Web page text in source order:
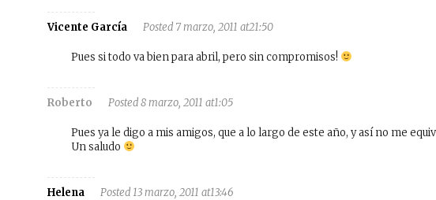
Vicente García Posted 7 marzo, 2011 at21:50
Pues si todo va bien para abril, pero sin compromisos!
Roberto Posted 8 marzo, 2011 at1:05
Pues ya le digo a mis amigos, que a lo largo de este año, y así no me
Un saludo
Helena Posted 13 marzo, 2011 at13:46